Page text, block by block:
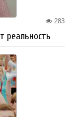
283
реальность